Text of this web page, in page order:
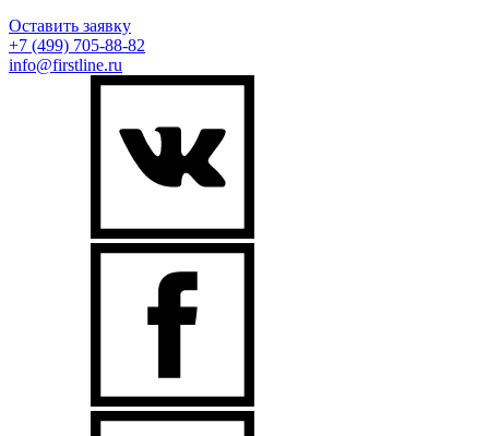
Оставить заявку
+7 (499) 705-88-82
info@firstline.ru